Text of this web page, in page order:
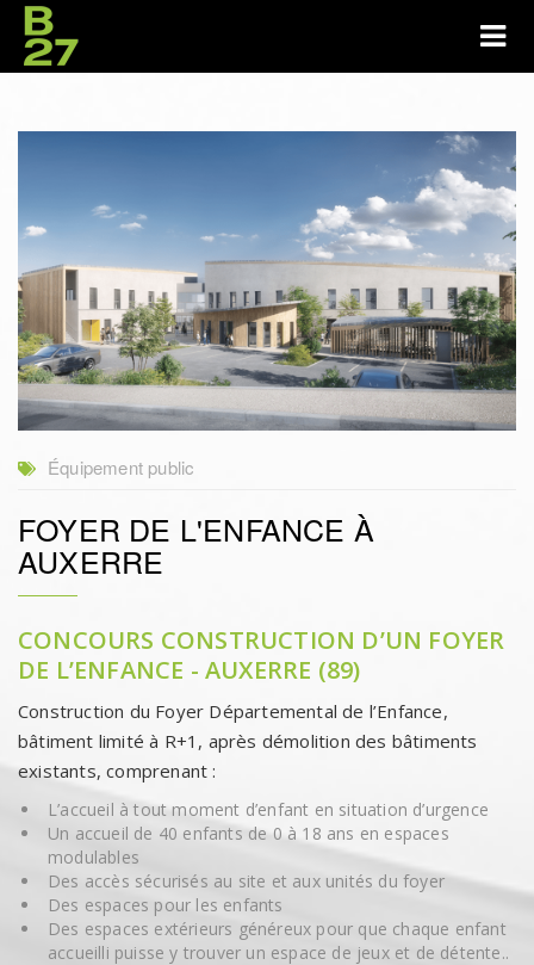
Équipement public
FOYER DE L'ENFANCE À
AUXERRE
CONCOURS CONSTRUCTION D’UN FOYER
DE L’ENFANCE - AUXERRE (89)
Construction du Foyer Départemental de l’Enfance,
bâtiment limité à R+1, après démolition des bâtiments
existants, comprenant :
L’accueil à tout moment d’enfant en situation d’urgence
Un accueil de 40 enfants de 0 à 18 ans en espaces
modulables
Des accès sécurisés au site et aux unités du foyer
Des espaces pour les enfants
Des espaces extérieurs généreux pour que chaque enfant
accueilli puisse y trouver un espace de jeux et de détente..